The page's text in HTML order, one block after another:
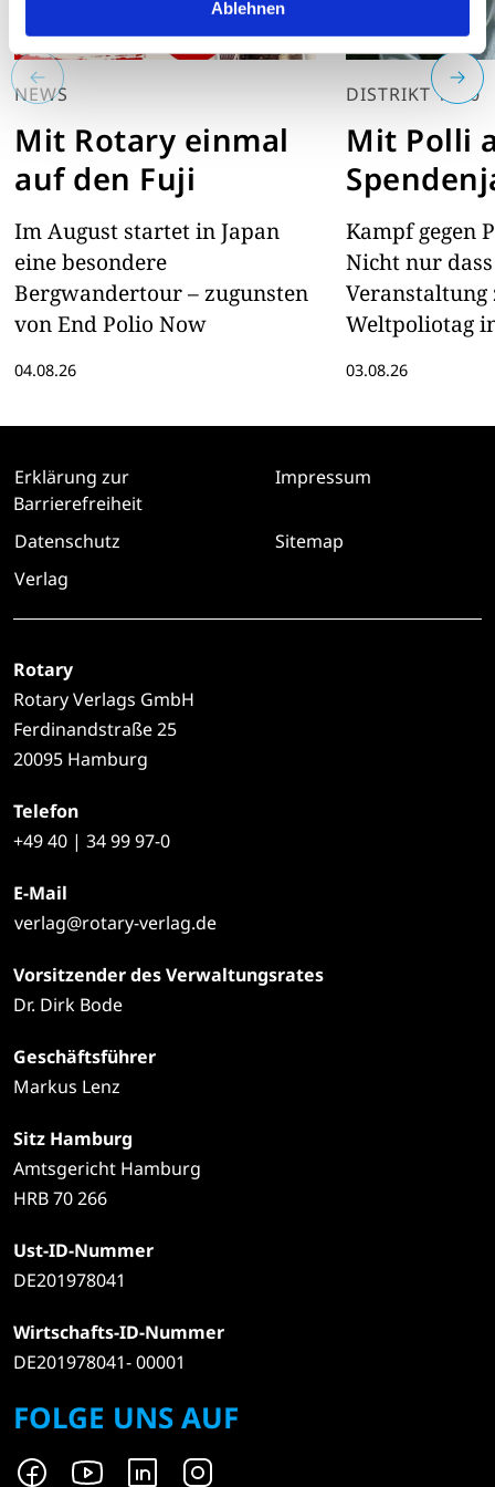
Ablehnen
NEWS
Mit Rotary einmal
auf den Fuji
Im August startet in Japan
eine besondere
Bergwandertour – zugunsten
von End Polio Now
04.08.26
DISTRIKT 1900
Mit Polli
Kampf gegen
Nicht nur
Veranstaltung
Weltpoliotag
wird. Auch
03.08.26
Erklärung zur
Barrierefreiheit
Impressum
Datenschutz
Sitemap
Verlag
Rotary
Rotary Verlags GmbH
Ferdinandstraße 25
20095 Hamburg
Telefon
+4940 | 34 99 97-0
E-Mail
verlag@rotary-verlag.de
Vorsitzender des Verwaltungsrates
Dr. Dirk Bode
Geschäftsführer
Markus Lenz
Sitz Hamburg
Amtsgericht Hamburg
HRB 70 266
Ust-ID-Nummer
DE201978041
Wirtschafts-ID-Nummer
DE201978041- 00001
FOLGE UNS AUF